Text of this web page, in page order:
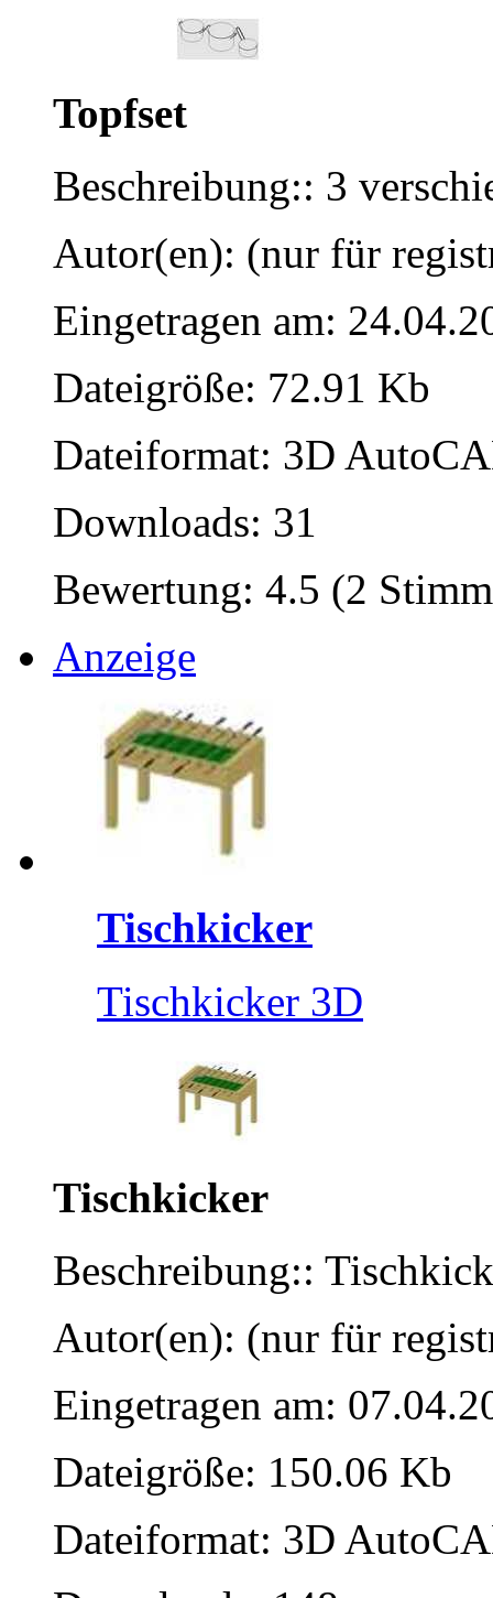
Topfset
Beschreibung:: 3
Autor(en): (nur für
Eingetragen am:
Dateigröße: 72.91 Kb
Dateiformat: 3D
Downloads: 31
Bewertung: 4.5 (2
Anzeige
Tischkicker
Tischkicker 3D
Tischkicker
Beschreibung::
Autor(en): (nur für
Eingetragen am:
Dateigröße: 150.06 Kb
Dateiformat: 3D